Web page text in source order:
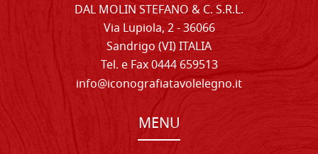
DAL MOLIN STEFANO & C. S.R.L.
Via Lupiola, 2 - 36066
Sandrigo (VI) ITALIA
Tel. e Fax 0444 659513
info@iconografiatavolelegno.it
MENU